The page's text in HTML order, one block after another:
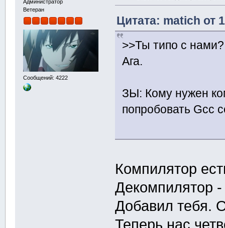
Администратор
Ветеран
Сообщений: 4222
Цитата: matich от
>>Ты типо с нами?
Ага.
ЗЫ: Кому нужен
попробовать Gcc
Компилятор
Декомпилятор
Добавил тебя.
Теперь нас